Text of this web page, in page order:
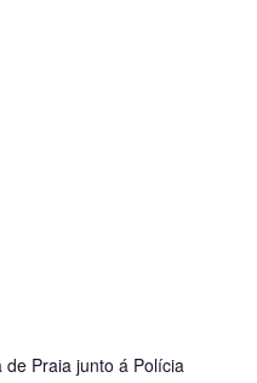
de Praia junto á Polícia